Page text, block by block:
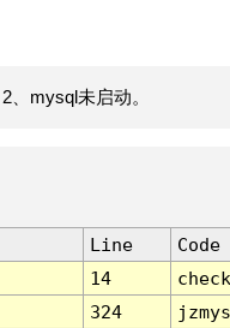
mysql未启动。
Line
Code
14
324